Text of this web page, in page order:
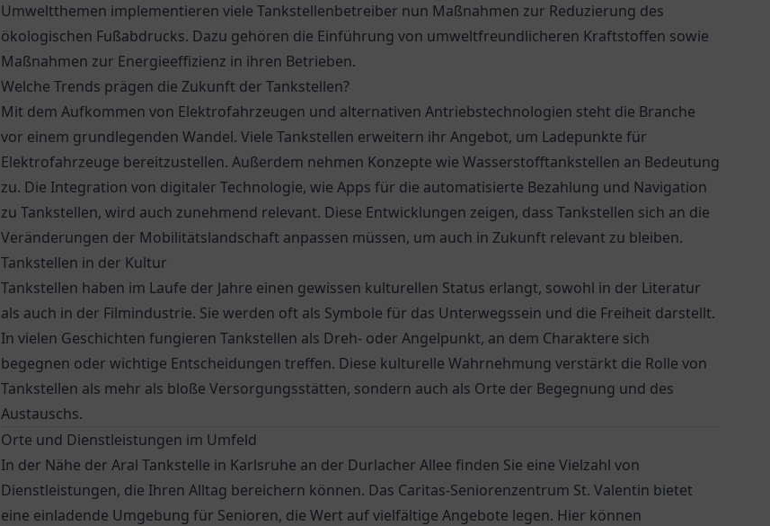
Umweltthemen implementieren viele Tankstellenbetreiber nun Maßnahmen zur Reduzierung des
ökologischen Fußabdrucks. Dazu gehören die Einführung von umweltfreundlicheren Kraftstoffen sowie
Maßnahmen zur Energieeffizienz in ihren Betrieben.
Welche Trends prägen die Zukunft der Tankstellen?
Mit dem Aufkommen von Elektrofahrzeugen und alternativen Antriebstechnologien steht die Branche
vor einem grundlegenden Wandel. Viele Tankstellen erweitern ihr Angebot, um Ladepunkte für
Elektrofahrzeuge bereitzustellen. Außerdem nehmen Konzepte wie Wasserstofftankstellen an Bedeutung
zu. Die Integration von digitaler Technologie, wie Apps für die automatisierte Bezahlung und Navigation
zu Tankstellen, wird auch zunehmend relevant. Diese Entwicklungen zeigen, dass Tankstellen sich an die
Veränderungen der Mobilitätslandschaft anpassen müssen, um auch in Zukunft relevant zu bleiben.
Tankstellen in der Kultur
Tankstellen haben im Laufe der Jahre einen gewissen kulturellen Status erlangt, sowohl in der Literatur
als auch in der Filmindustrie. Sie werden oft als Symbole für das Unterwegssein und die Freiheit darstellt.
In vielen Geschichten fungieren Tankstellen als Dreh- oder Angelpunkt, an dem Charaktere sich
begegnen oder wichtige Entscheidungen treffen. Diese kulturelle Wahrnehmung verstärkt die Rolle von
Tankstellen als mehr als bloße Versorgungsstätten, sondern auch als Orte der Begegnung und des
Austauschs.
Orte und Dienstleistungen im Umfeld
In der Nähe der Aral Tankstelle in Karlsruhe an der Durlacher Allee finden Sie eine Vielzahl von
Dienstleistungen, die Ihren Alltag bereichern können. Das Caritas-Seniorenzentrum St. Valentin bietet
eine einladende Umgebung für Senioren, die Wert auf vielfältige Angebote legen. Hier können